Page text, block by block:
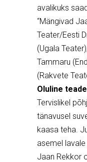
avalikuks
“Mängivad
Teater/Eesti
(Ugala
Tammaru
(Rakvete
Oluline
Tervislikel
tänavusel
kaasa teha.
asemel lavale
Jaan Rekkor